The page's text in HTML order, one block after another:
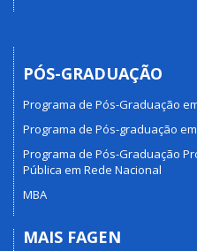
PÓS-GRADUAÇÃO
Programa de Pós-Graduação
Programa de Pós-graduação
Programa de Pós-Graduação
Pública em Rede Nacional
MBA
MAIS FAGEN